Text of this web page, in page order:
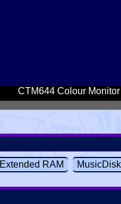
CTM644 Colour Monitor
Extended RAM MusicDisk